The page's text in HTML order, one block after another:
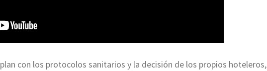
con los protocolos sanitarios y la decisión de los propios hoteleros,